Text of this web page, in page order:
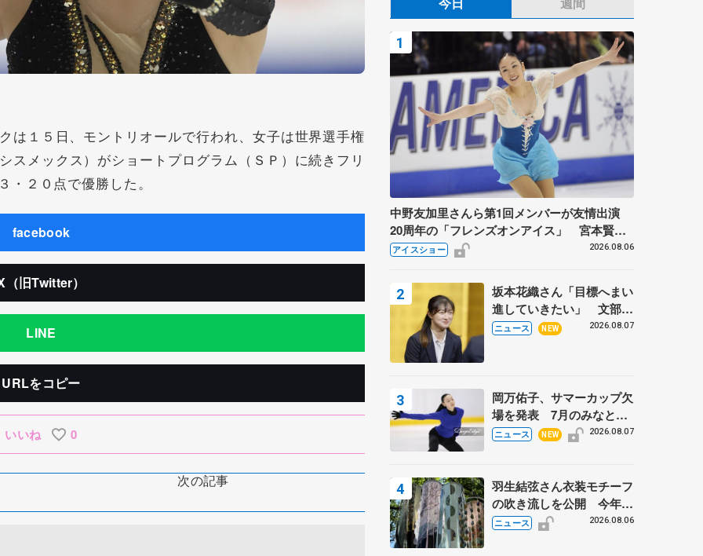
１５日、モントリオールで行われ、女子は世界選手権
スメックス）がショートプログラム（ＳＰ）に続きフリ
２０点で優勝した。
facebook
（旧Twitter）
LINE
URLをコピー
いいね 0
次の記事
中野友加里さんら第1回メンバーが友情出演
20周年の「フレンズオンアイス」 宮本賢二
さん、有川梨絵さん、田村岳斗さんも
アイスショー 2026.08.06
坂本花織さん「目標へまい
進していきたい」 文部科
学省スポーツ表彰式で代表
ニュース NEW 2026.08.07
岡万佑子、サマーカップ欠
場を発表 7月のみなとア
クルス杯は腰痛の影響で
ニュース NEW 2026.08.07
羽生結弦さん衣装モチーフ
の吹き流しを公開 今年は
「春よ、来い」、仙台の瑞
ニュース 2026.08.06